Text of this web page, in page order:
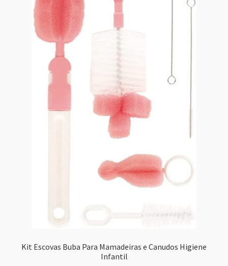
Kit Escovas Buba Para Mamadeiras e Canudos Higiene
Infantil